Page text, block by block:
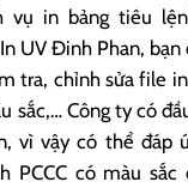
vụ in bảng tiêu
UV Đinh Phan, bạn
tra, chỉnh sửa file
sắc,… Công ty có
vì vậy có thể đáp
PCCC có màu